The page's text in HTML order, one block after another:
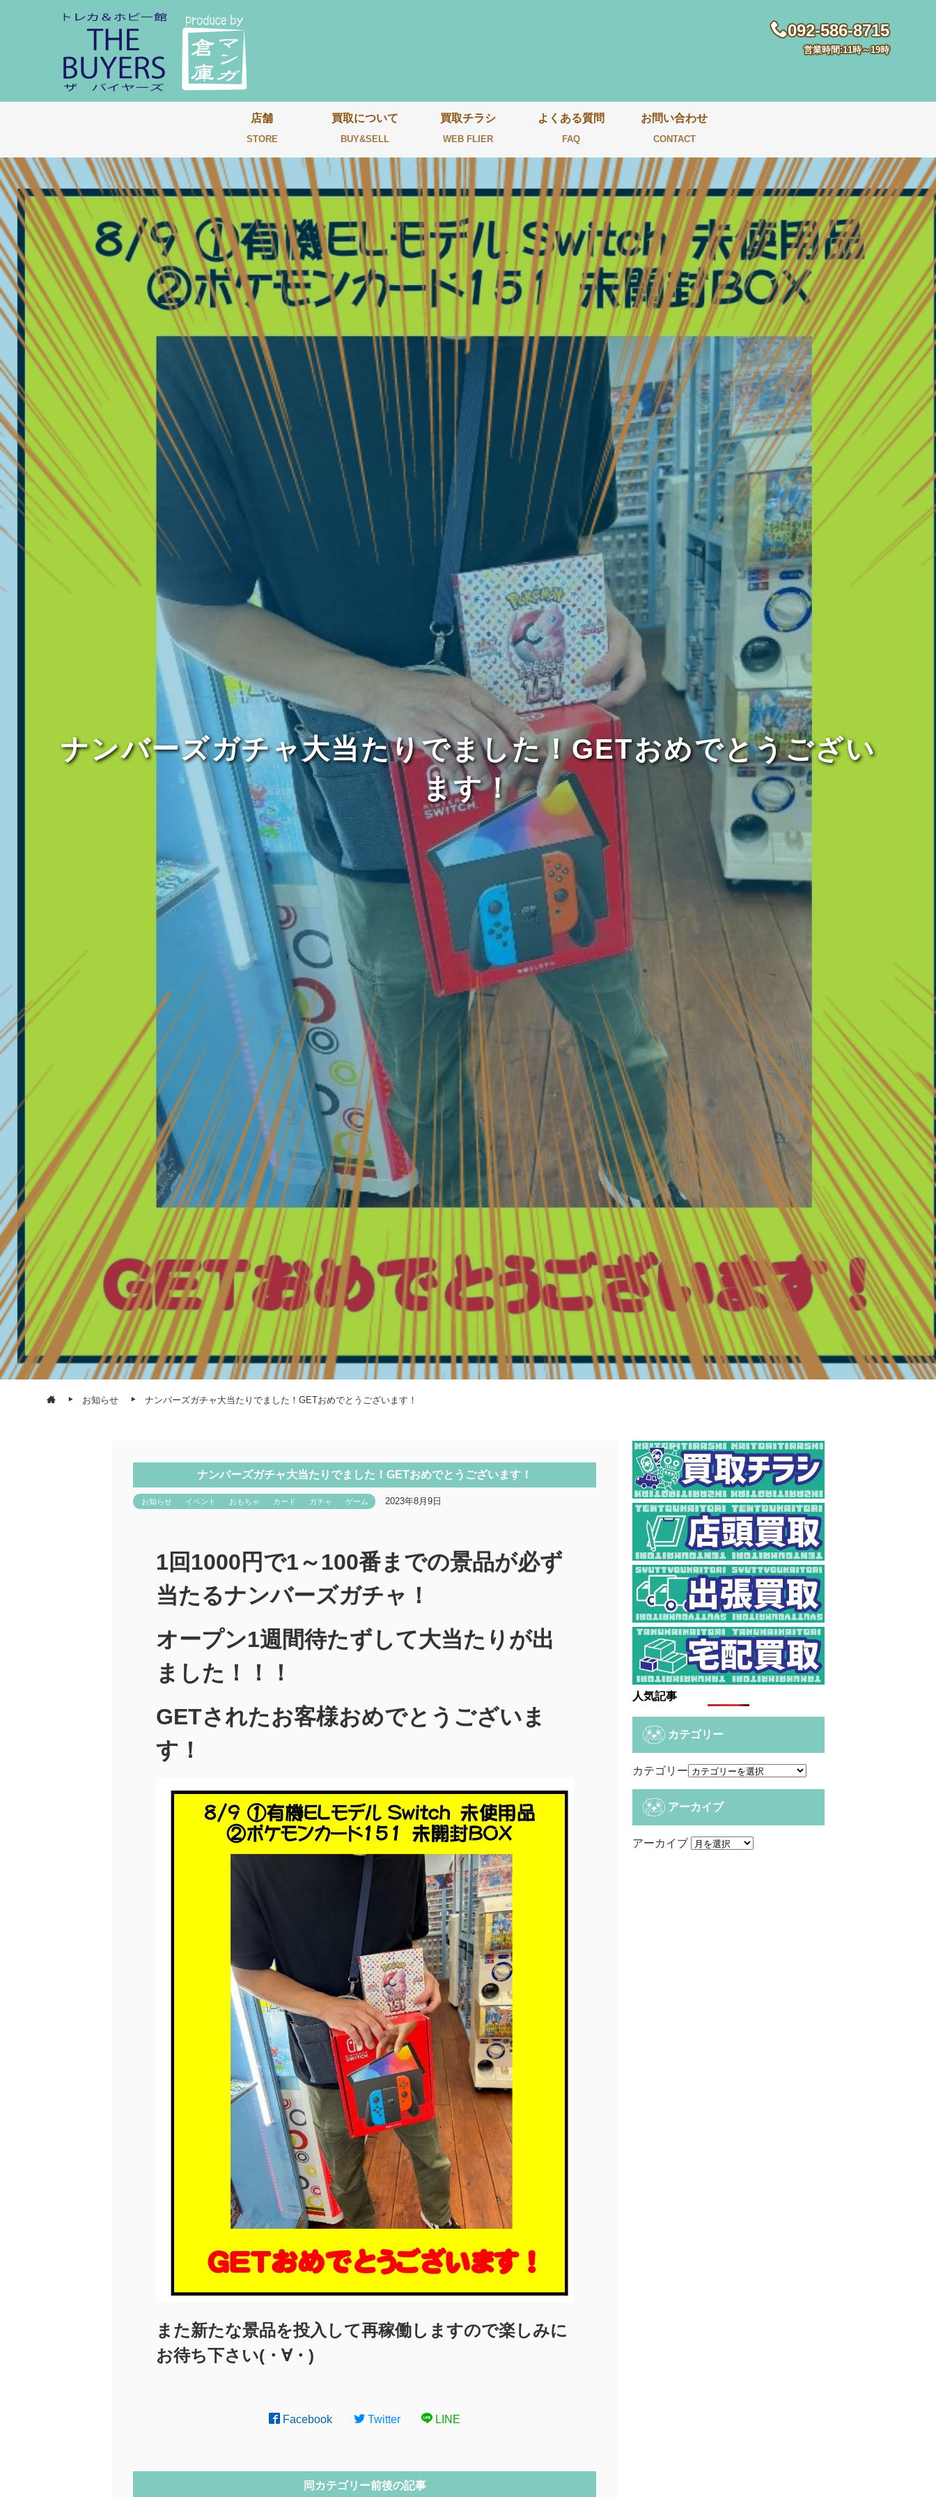
092-586-8715
営業時間:11時～19時
店舗
STORE
買取について
BUY&SELL
買取チラシ
WEB FLIER
よくある質問
FAQ
お問い合わせ
CONTACT
ナンバーズガチャ大当たりでました！GETおめでとうござい
ます！
お知らせ ナンバーズガチャ大当たりでました！GETおめでとうございます！
ナンバーズガチャ大当たりでました！GETおめでとうございます！
お知らせ イベント おもちゃ カード ガチャ ゲーム 2023年8月9日
1回1000円で1～100番までの景品が必ず
当たるナンバーズガチャ！
オープン1週間待たずして大当たりが出
ました！！！
GETされたお客様おめでとうございま
す！
また新たな景品を投入して再稼働しますので楽しみに
お待ち下さい(・∀・)
Facebook Twitter LINE
同カテゴリー前後の記事
人気記事
カテゴリー
カテゴリー
アーカイブ
アーカイブ